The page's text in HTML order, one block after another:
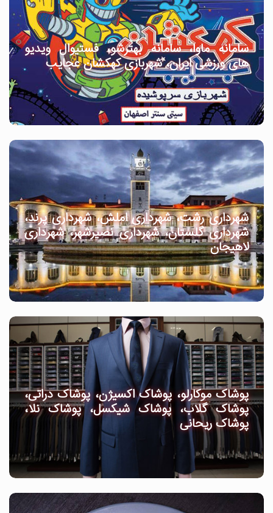
سامانه ماوا، سامانه بهترشو، فستیوال ویدیو
های ورزشی ایران، شهربازی کهکشان عجایب
شهرداری رشت، شهرداری املش، شهرداری پرند،
شهرداری گلستان، شهرداری نصیرشهر، شهرداری
لاهیجان
پوشاک موکارلو، پوشاک اکسیژن، پوشاک دراتی،
پوشاک گلاب، پوشاک شیکسل، پوشاک نلا،
پوشاک ریحانی